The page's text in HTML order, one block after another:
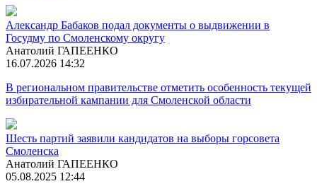
Александр Бабаков подал документы о выдвижении в
Госудму по Смоленскому округу
Анатолий ГАПЕЕНКО
16.07.2026 14:32
В региональном правительстве отметить особенность текущей
избирательной кампании для Смоленской области
Шесть партий заявили кандидатов на выборы горсовета
Смоленска
Анатолий ГАПЕЕНКО
05.08.2025 12:44